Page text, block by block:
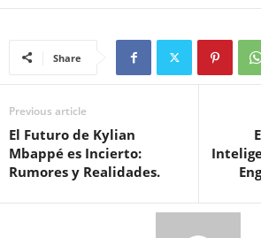
Share
Previous article
El Futuro de Kylian
Mbappé es Incierto:
Rumores y Realidades.